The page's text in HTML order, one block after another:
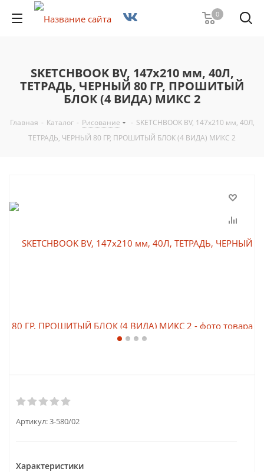
0
SKETCHBOOK BV, 147х210 мм, 40Л,
ТЕТРАДЬ, ЧЕРНЫЙ 80 ГР, ПРОШИТЫЙ
БЛОК (4 ВИДА) МИКС 2
Главная - Каталог - Рисование - SKETCHBOOK BV, 147х210 мм, 40Л,
ТЕТРАДЬ, ЧЕРНЫЙ 80 ГР, ПРОШИТЫЙ БЛОК (4 ВИДА) МИКС 2
Артикул:3-580/02
Характеристики